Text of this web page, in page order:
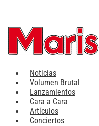
contenido
Noticias
Volumen Brutal
Lanzamientos
Cara a Cara
Artículos
Conciertos